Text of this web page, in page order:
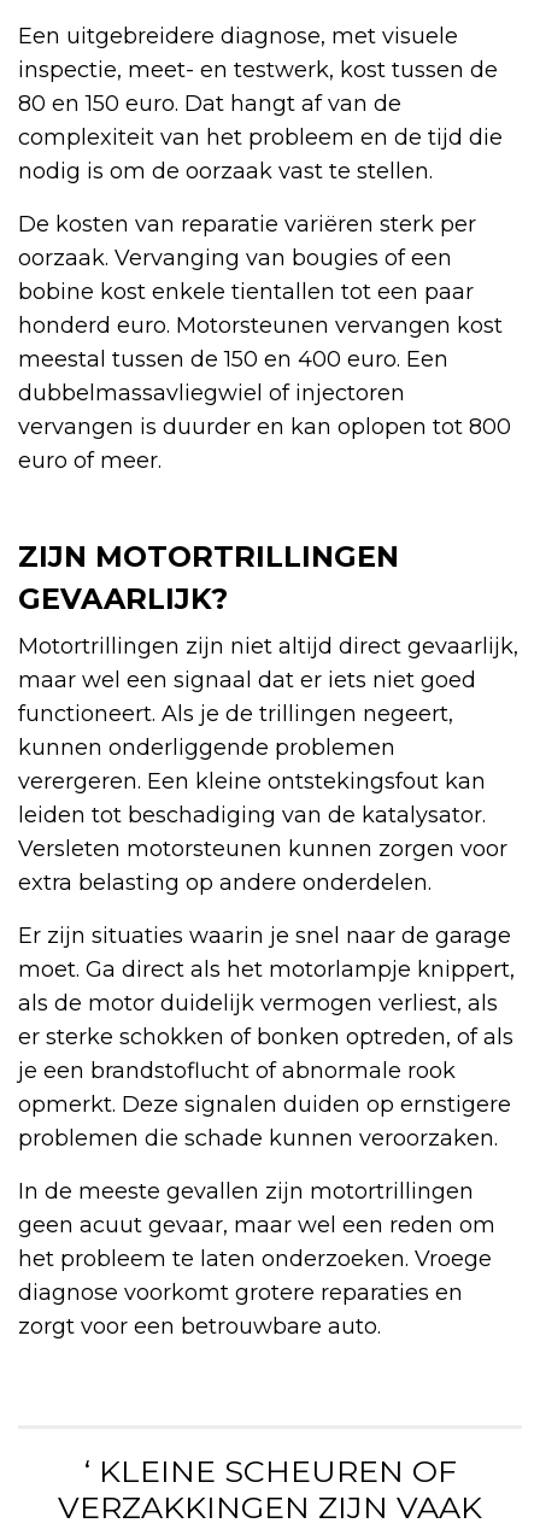
Een uitgebreidere diagnose, met visuele
inspectie, meet- en testwerk, kost tussen de
80 en 150 euro. Dat hangt af van de
complexiteit van het probleem en de tijd die
nodig is om de oorzaak vast te stellen.
De kosten van reparatie variëren sterk per
oorzaak. Vervanging van bougies of een
bobine kost enkele tientallen tot een paar
honderd euro. Motorsteunen vervangen kost
meestal tussen de 150 en 400 euro. Een
dubbelmassavliegwiel of injectoren
vervangen is duurder en kan oplopen tot 800
euro of meer.
ZIJN MOTORTRILLINGEN
GEVAARLIJK?
Motortrillingen zijn niet altijd direct gevaarlijk,
maar wel een signaal dat er iets niet goed
functioneert. Als je de trillingen negeert,
kunnen onderliggende problemen
verergeren. Een kleine ontstekingsfout kan
leiden tot beschadiging van de katalysator.
Versleten motorsteunen kunnen zorgen voor
extra belasting op andere onderdelen.
Er zijn situaties waarin je snel naar de garage
moet. Ga direct als het motorlampje knippert,
als de motor duidelijk vermogen verliest, als
er sterke schokken of bonken optreden, of als
je een brandstoflucht of abnormale rook
opmerkt. Deze signalen duiden op ernstigere
problemen die schade kunnen veroorzaken.
In de meeste gevallen zijn motortrillingen
geen acuut gevaar, maar wel een reden om
het probleem te laten onderzoeken. Vroege
diagnose voorkomt grotere reparaties en
zorgt voor een betrouwbare auto.
‘ KLEINE SCHEUREN OF
VERZAKKINGEN ZIJN VAAK